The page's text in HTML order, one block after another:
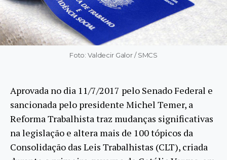
Foto: Valdecir Galor / SMCS
Aprovada no dia 11/7/2017 pelo Senado Federal e
sancionada pelo presidente Michel Temer, a
Reforma Trabalhista traz mudanças significativas
na legislação e altera mais de 100 tópicos da
Consolidação das Leis Trabalhistas (CLT), criada